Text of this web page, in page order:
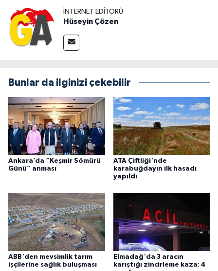
İNTERNET EDITÖRÜ
Hüseyin Çözen
Bunlar da ilginizi çekebilir
Ankara’da “Keşmir Sömürü
Günü” anması
ATA Çiftliği'nde
karabuğdayın ilk hasadı
yapıldı
ABB'den mevsimlik tarım
işçilerine sağlık buluşması
Elmadağ'da 3 aracın
karıştığı zincirleme kaza: 4